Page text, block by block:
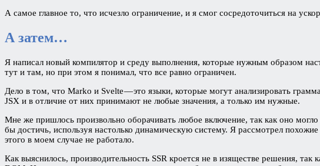
А самое главное то, что исчезло ограничение, и я смог сосредоточиться на
А затем…
Я написал новый компилятор и среду выполнения, которые нужным образом
тут и там, но при этом я понимал, что все равно ограничен.
Дело в том, что Marko и Svelte — это языки, которые могут анализировать
JSX и в отличие от них принимают не любые значения, а только им нужные.
Мне же пришлось произвольно оборачивать любое включение, так как оно
бы достичь, используя настолько динамическую систему. Я рассмотрел
этого в моем случае не работало.
Как выяснилось, производительность SSR кроется не в изяществе решения,